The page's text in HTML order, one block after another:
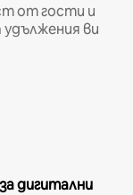
от гости и
ви
дигитални